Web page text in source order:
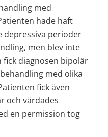
med
hade haft
depressiva perioder
men blev inte
fick diagnosen bipolär
med olika
fick även
och vårdades
en permission tog